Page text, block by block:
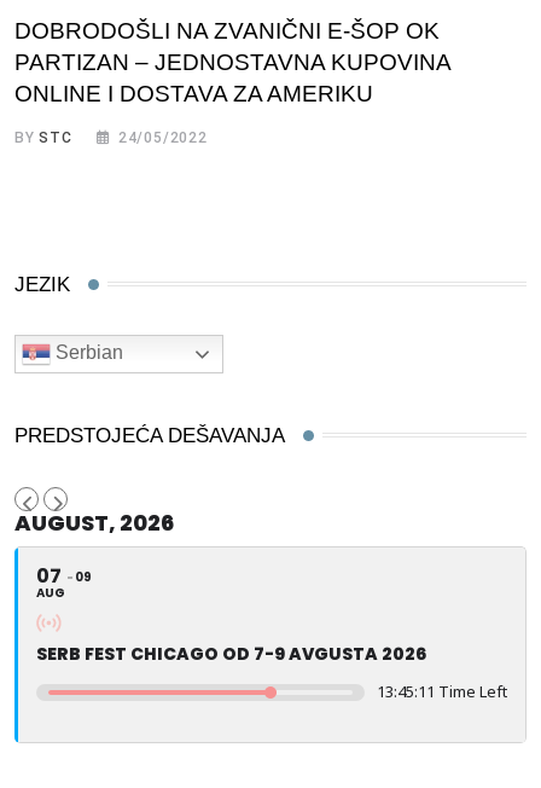
DOBRODOŠLI NA ZVANIČNI E-ŠOP OK
PARTIZAN – JEDNOSTAVNA KUPOVINA
ONLINE I DOSTAVA ZA AMERIKU
BYSTC 24/05/2022
JEZIK
Serbian
PREDSTOJEĆA DEŠAVANJA
AUGUST, 2026
07
AUG
09
SERB FEST CHICAGO OD 7-9 AVGUSTA 2026
13:45:11 Time Left